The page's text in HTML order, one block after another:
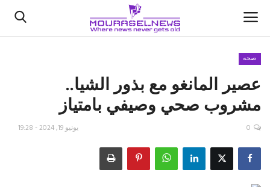
الأخبار
كتّابنا
اقتصاد
صحه
عصير المانغو مع بذور الشيا..
مشروب صحي وصيفي بامتياز
يونيو 19, 2024 - 19:28 0